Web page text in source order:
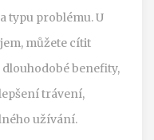
typu problému. U
můžete cítit
benefity,
trávení,
užívání.